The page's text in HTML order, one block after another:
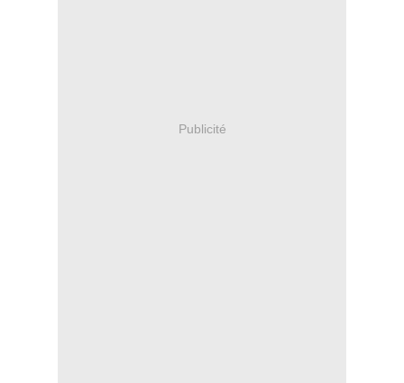
Publicité